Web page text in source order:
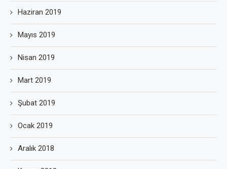
Haziran 2019
Mayıs 2019
Nisan 2019
Mart 2019
Şubat 2019
Ocak 2019
Aralık 2018